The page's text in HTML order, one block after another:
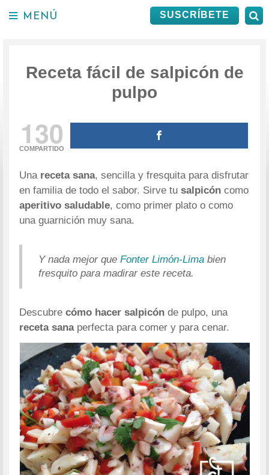
SUSCRÍBETE
MENÚ
Receta fácil de salpicón de
pulpo
130
COMPARTIDO
Unareceta sana, sencilla y fresquita para disfrutar
en familia de todo el sabor. Sirve tusalpicóncomo
aperitivo saludable, como primer plato o como
una guarnición muy sana.
Y nada mejor queFonter Limón-Lima bien
fresquito para madirar este receta.
Descubrecómo hacer salpicónde pulpo, una
receta sanaperfecta para comer y para cenar.